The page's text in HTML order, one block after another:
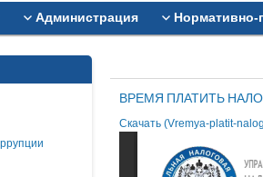
Администрация
ВРЕМЯ ПЛАТИТЬ
Скачать (Vremya-platit-